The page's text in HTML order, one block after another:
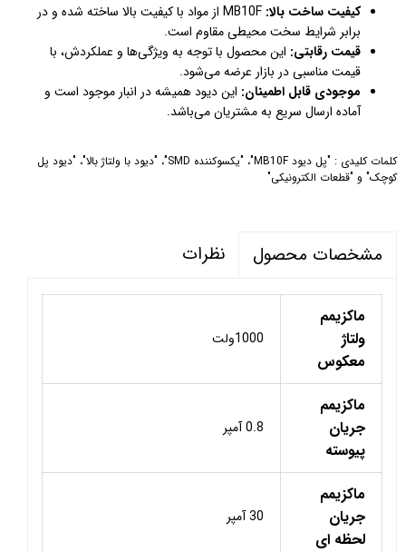
کیفیت ساخت بالا:
MB10F از مواد با کیفیت بالا ساخته شده و در
برابر شرایط سخت محیطی مقاوم است.
قیمت رقابتی: این محصول با توجه به ویژگی‌ها و عملکردش، با
قیمت مناسبی در بازار عرضه می‌شود.
موجودی قابل اطمینان: این دیود همیشه در انبار موجود است و
آماده ارسال سریع به مشتریان می‌باشد.
کلمات کلیدی : "پل دیود MB10F"، "یکسوکننده SMD"، "دیود با ولتاژ بالا"، "دیود پل
کوچک" و "قطعات الکترونیکی"
مشخصات محصول نظرات
ماکزیمم
ولتاژ
معکوس
1000ولت
ماکزیمم
جریان
پیوسته
0.8 آمپر
ماکزیمم
جریان
لحظه ای
30 آمپر